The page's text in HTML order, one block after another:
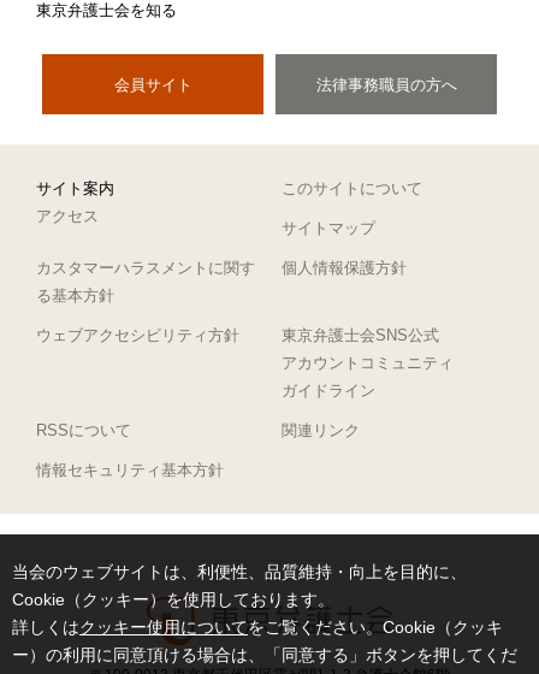
当会のウェブサイトは、利便性、品質維持・向上を目的に、
Cookie（クッキー）を使用しております。
詳しくはクッキー使用についてをご覧ください。Cookie（クッキ
ー）の利用に同意頂ける場合は、「同意する」ボタンを押してくだ
東京弁護士会を知る
会員サイト 法律事務職員の方へ
サイト案内
このサイトについて
アクセス
サイトマップ
カスタマーハラスメントに関す
る基本方針
個人情報保護方針
ウェブアクセシビリティ方針
東京弁護士会SNS公式
アカウントコミュニティ
ガイドライン
RSSについて 関連リンク
情報セキュリティ基本方針